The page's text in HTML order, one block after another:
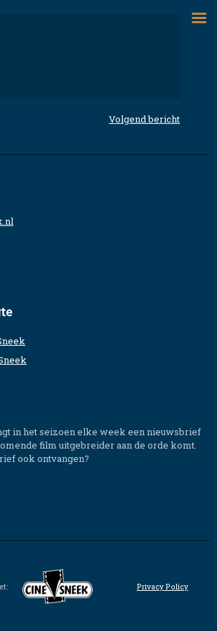
Volgend bericht
in het seizoen elke week een nieuwsbrief
film uitgebreider aan de orde komt.
ook ontvangen?
Privacy Policy